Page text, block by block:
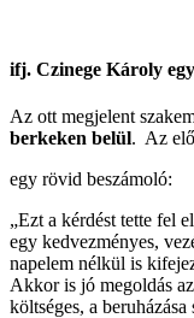
ifj. Czinege Károly
Az ott megjelent
berkeken belül. Az
egy rövid beszámoló:
„Ezt a kérdést tette fel
egy kedvezményes,
napelem nélkül is
Akkor is jó megoldás
költséges, a